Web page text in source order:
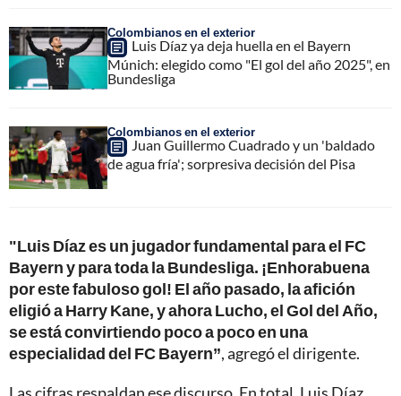
Colombianos en el exterior
Luis Díaz ya deja huella en el Bayern
Múnich: elegido como "El gol del año 2025", en
Bundesliga
Colombianos en el exterior
Juan Guillermo Cuadrado y un 'baldado
de agua fría'; sorpresiva decisión del Pisa
"Luis Díaz es un jugador fundamental para el FC
Bayern y para toda la Bundesliga. ¡Enhorabuena
por este fabuloso gol! El año pasado, la afición
eligió a Harry Kane, y ahora Lucho, el Gol del Año,
se está convirtiendo poco a poco en una
especialidad del FC Bayern”, agregó el dirigente.